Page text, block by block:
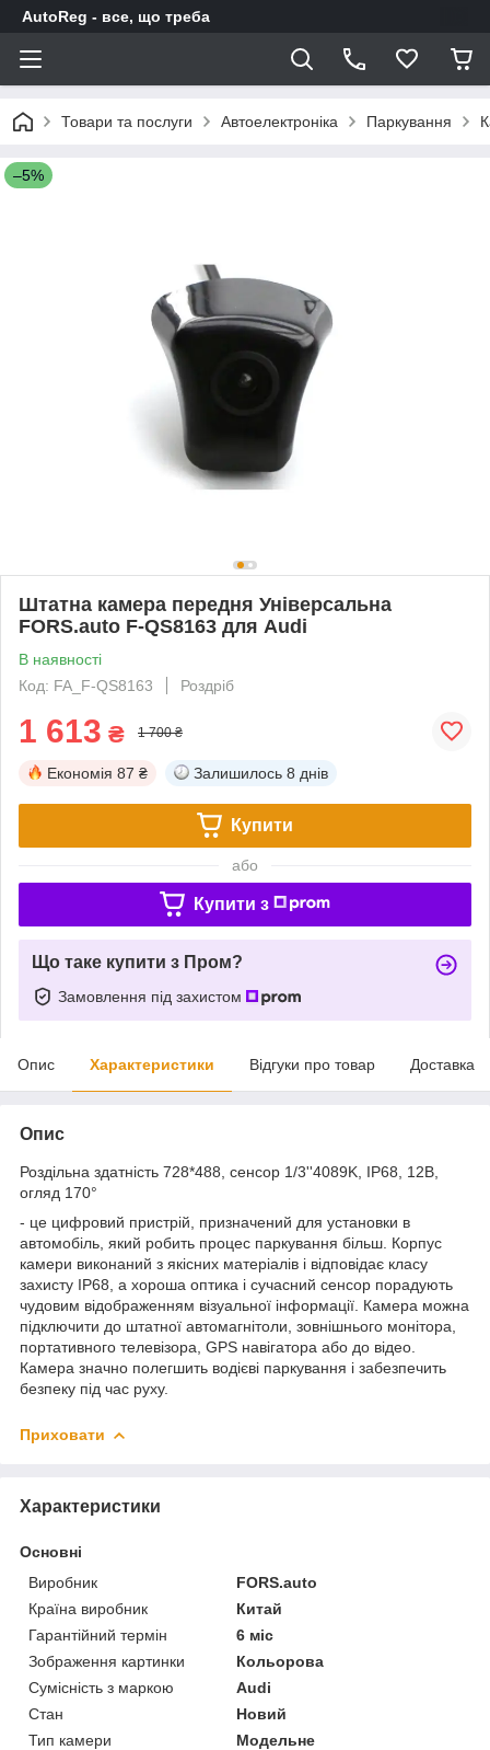
AutoReg - все, що треба
Товари та послуги Автоелектроніка Паркування
–5%
Штатна камера передня Універсальна
FORS.auto F-QS8163 для Audi
В наявності
Код: FA_F-QS8163
Роздріб
1 613 ₴ 1 700 ₴
Економія 87 ₴ Залишилось 8 днів
Купити
або
Купити з
Що таке купити з Пром?
Замовлення під захистом
Опис Характеристики Відгуки про товар Доставка
Опис
Роздільна здатність 728*488, сенсор 1/3''4089K, IP68, 12В,
огляд 170°
- це цифровий пристрій, призначений для установки в
автомобіль, який робить процес паркування більш. Корпус
камери виконаний з якісних матеріалів і відповідає класу
захисту IP68, а хороша оптика і сучасний сенсор порадують
чудовим відображенням візуальної інформації. Камера можна
підключити до штатної автомагнітоли, зовнішнього монітора,
портативного телевізора, GPS навігатора або до відео.
Камера значно полегшить водієві паркування і забезпечить
безпеку під час руху.
Приховати
Характеристики
Основні
Виробник
FORS.auto
Країна виробник
Китай
Гарантійний термін
6 міс
Зображення картинки
Кольорова
Сумісність з маркою
Audi
Стан
Новий
Тип камери
Модельне